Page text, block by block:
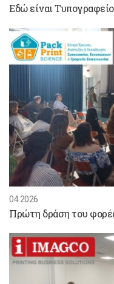
Εδώ είναι
04.2026
Πρώτη δράση του